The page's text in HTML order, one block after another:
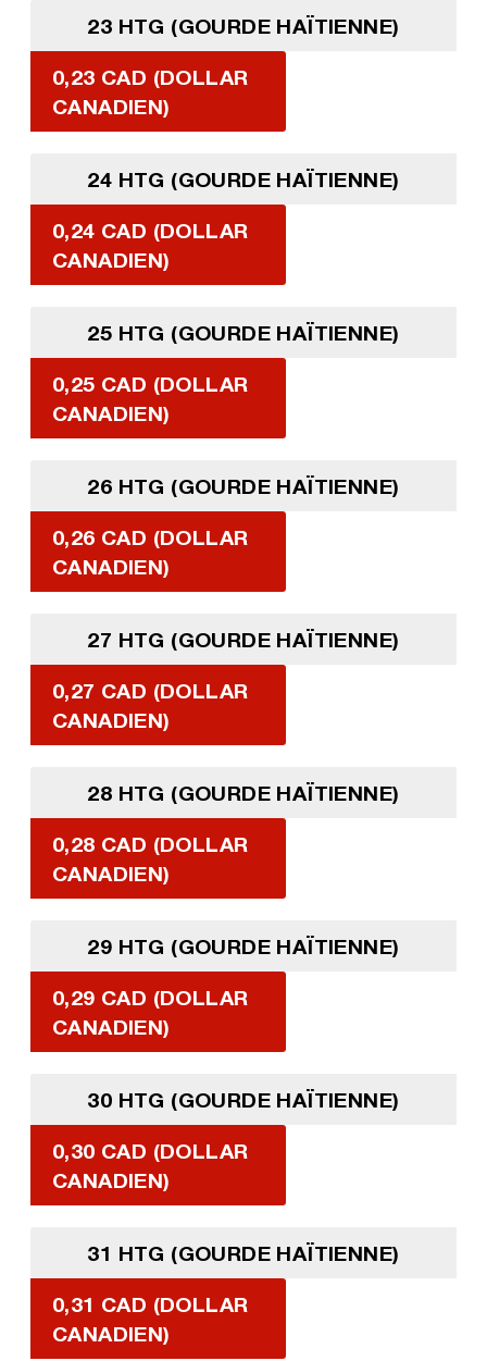
23 HTG (GOURDE HAÏTIENNE)
0,23 CAD (DOLLAR
CANADIEN)
24 HTG (GOURDE HAÏTIENNE)
0,24 CAD (DOLLAR
CANADIEN)
25 HTG (GOURDE HAÏTIENNE)
0,25 CAD (DOLLAR
CANADIEN)
26 HTG (GOURDE HAÏTIENNE)
0,26 CAD (DOLLAR
CANADIEN)
27 HTG (GOURDE HAÏTIENNE)
0,27 CAD (DOLLAR
CANADIEN)
28 HTG (GOURDE HAÏTIENNE)
0,28 CAD (DOLLAR
CANADIEN)
29 HTG (GOURDE HAÏTIENNE)
0,29 CAD (DOLLAR
CANADIEN)
30 HTG (GOURDE HAÏTIENNE)
0,30 CAD (DOLLAR
CANADIEN)
31 HTG (GOURDE HAÏTIENNE)
0,31 CAD (DOLLAR
CANADIEN)